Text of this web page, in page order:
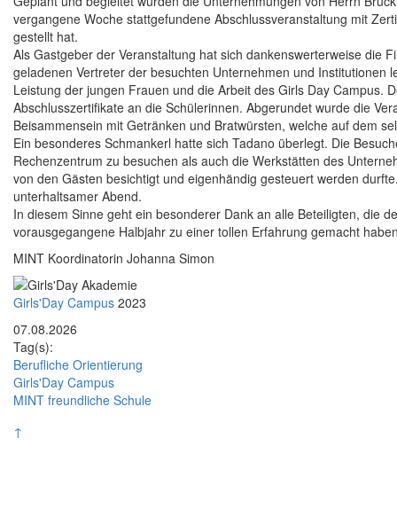
vergangene Woche stattgefundene Abschlussveranstaltung mit
gestellt hat.
Als Gastgeber der Veranstaltung hat sich dankenswerterweise die
geladenen Vertreter der besuchten Unternehmen und Institutionen
Leistung der jungen Frauen und die Arbeit des Girls Day Campus.
Abschlusszertifikate an die Schülerinnen. Abgerundet wurde die
Beisammensein mit Getränken und Bratwürsten, welche auf dem
Ein besonderes Schmankerl hatte sich Tadano überlegt. Die
Rechenzentrum zu besuchen als auch die Werkstätten des
von den Gästen besichtigt und eigenhändig gesteuert werden
unterhaltsamer Abend.
In diesem Sinne geht ein besonderer Dank an alle Beteiligten, die
vorausgegangene Halbjahr zu einer tollen Erfahrung gemacht
MINT Koordinatorin Johanna Simon
Rasterbild
Bildunterschrift
Girls'Day Campus 2023
07.08.2026
Tag(s):
Berufliche Orientierung
Girls'Day Campus
MINT freundliche Schule
↑